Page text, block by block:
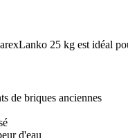
25 kg est idéal
de briques anciennes
d'eau